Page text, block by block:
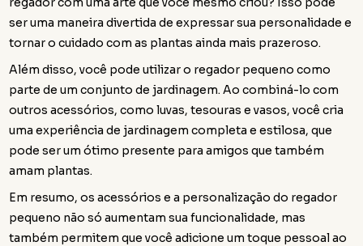
ser uma maneira divertida de expressar sua personalidade e
tornar o cuidado com as plantas ainda mais prazeroso.
Além disso, você pode utilizar o regador pequeno como
parte de um conjunto de jardinagem. Ao combiná-lo com
outros acessórios, como luvas, tesouras e vasos, você cria
uma experiência de jardinagem completa e estilosa, que
pode ser um ótimo presente para amigos que também
amam plantas.
Em resumo, os acessórios e a personalização do regador
pequeno não só aumentam sua funcionalidade, mas
também permitem que você adicione um toque pessoal ao